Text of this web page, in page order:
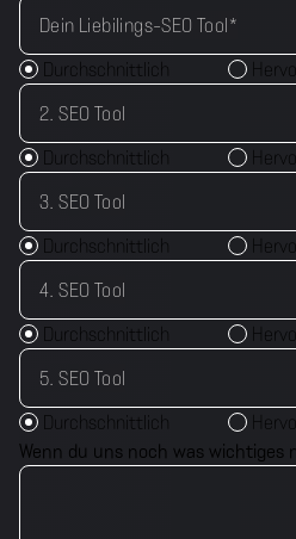
Dein Liebilings-SEO Tool*
Durchschnittlich
2. SEO Tool
Durchschnittlich
3. SEO Tool
Durchschnittlich
4. SEO Tool
Durchschnittlich
5. SEO Tool
Durchschnittlich
Wenn du uns noch was